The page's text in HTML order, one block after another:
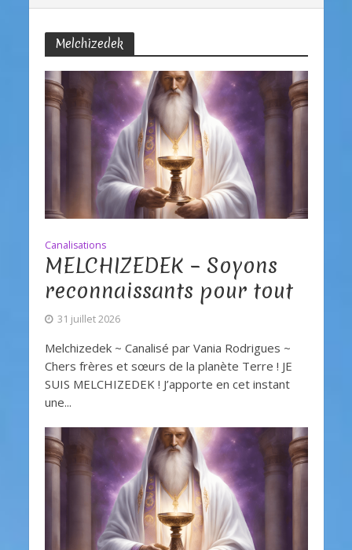
Melchizedek
Canalisations
MELCHIZEDEK – Soyons
reconnaissants pour tout
31 juillet 2026
Melchizedek ~ Canalisé par Vania Rodrigues ~
Chers frères et sœurs de la planète Terre ! JE
SUIS MELCHIZEDEK ! J’apporte en cet instant
une...